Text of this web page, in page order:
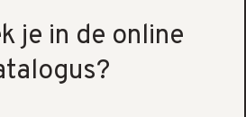
je in de online